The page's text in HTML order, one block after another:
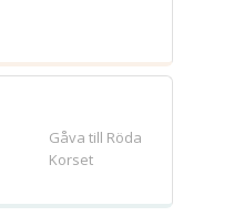
Gåva till Röda
Korset